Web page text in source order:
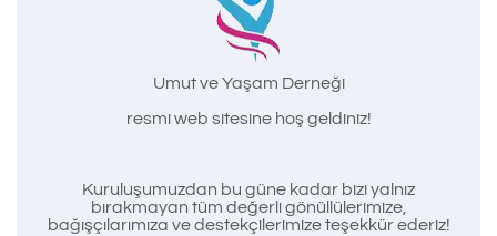
Umut ve Yaşam Derneği
resmi web sitesine hoş geldiniz!
Kuruluşumuzdan bu güne kadar bizi yalnız
bırakmayan tüm değerli gönüllülerimize,
bağışçılarımıza ve destekçilerimize teşekkür ederiz!